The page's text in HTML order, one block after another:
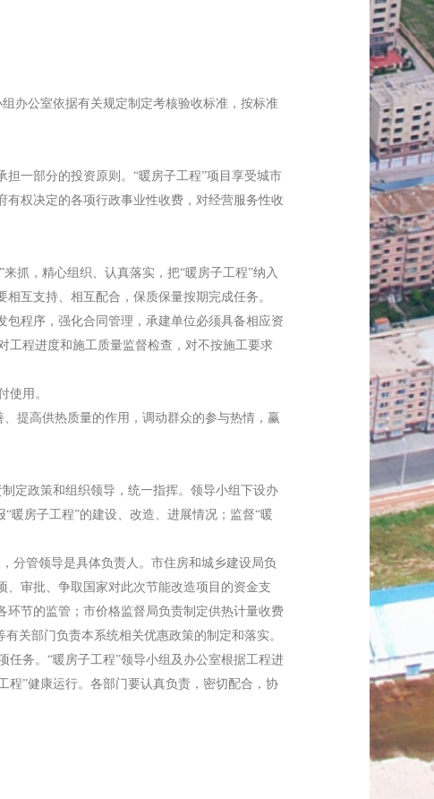
办公室依据有关规定制定考核验收标准，按标准
一部分的投资原则。“暖房子工程”项目享受城市
权决定的各项行政事业性收费，对经营服务性收
抓，精心组织、认真落实，把“暖房子工程”纳入
互支持、相互配合，保质保量按期完成任务。
程序，强化合同管理，承建单位必须具备相应资
工程进度和施工质量监督检查，对不按施工要求
用。
提高供热质量的作用，调动群众的参与热情，赢
定政策和组织领导，统一指挥。领导小组下设办
暖房子工程”的建设、改造、进展情况；监督“暖
分管领导是具体负责人。市住房和城乡建设局负
审批、争取国家对此次节能改造项目的资金支
节的监管；市价格监督局负责制定供热计量收费
关部门负责本系统相关优惠政策的制定和落实。
务。“暖房子工程”领导小组及办公室根据工程进
程”健康运行。各部门要认真负责，密切配合，协